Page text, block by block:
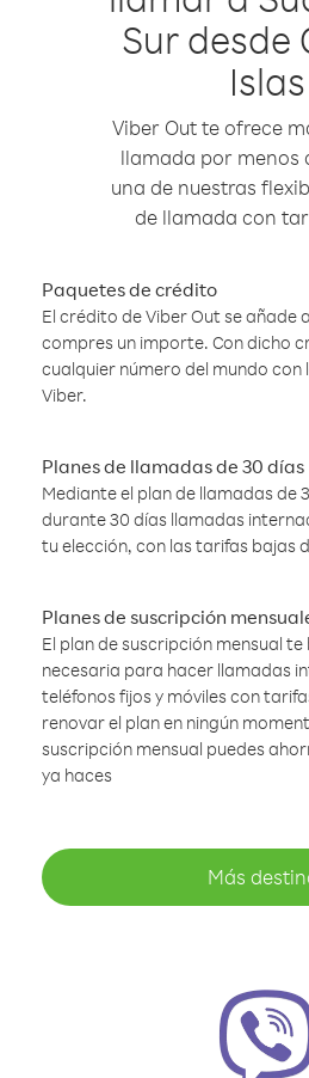
Sur desde
Islas
Viber Out te ofrece
llamada por menos
una de nuestras
de llamada con
Paquetes de crédito
El crédito de Viber Out se añade
compres un importe. Con dicho
cualquier número del mundo
Viber.
Planes de llamadas de 30 días
Mediante el plan de llamadas de
durante 30 días llamadas
tu elección, con las tarifas bajas
Planes de suscripción
El plan de suscripción mensual
necesaria para hacer llamadas
teléfonos fijos y móviles con
renovar el plan en ningún
suscripción mensual puedes
ya haces
Más